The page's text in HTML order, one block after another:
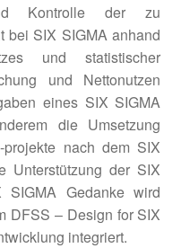
öffnen
öffnen
öffnen
öffnen
Kontrolle der zu
bei SIX SIGMA anhand
und statistischer
und Nettonutzen
eines SIX SIGMA
die Umsetzung
projekte nach dem SIX
Unterstützung der SIX
Gedanke wird
DFSS – Design for SIX
integriert.